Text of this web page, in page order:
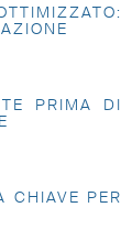
PRIMA DI
CHIAVE PER